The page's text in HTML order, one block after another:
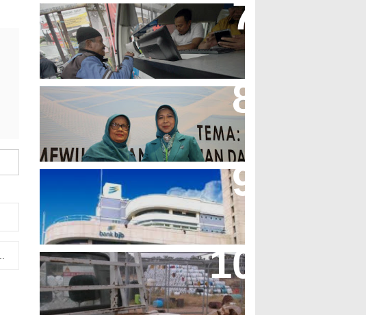
Bjb T Samsat Manjakan Nasabah
Dalam Bayar Pajak Kendaraan
Perpres No.99/2017 Bisa Jadi
Acuan Semangat Pengabdian
Aher Minta Pemerintah Pusat
Masukan Kembali BJB Sebagai
Penyalur KUR
Paparan Pestisida Sebabkan
Parkinson Dan Kanker